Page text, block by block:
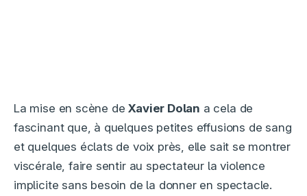
La mise en scène deXavier Dolan a cela de
fascinant que, à quelques petites effusions de sang
et quelques éclats de voix près, elle sait se montrer
viscérale, faire sentir au spectateur la violence
implicite sans besoin de la donner en spectacle.